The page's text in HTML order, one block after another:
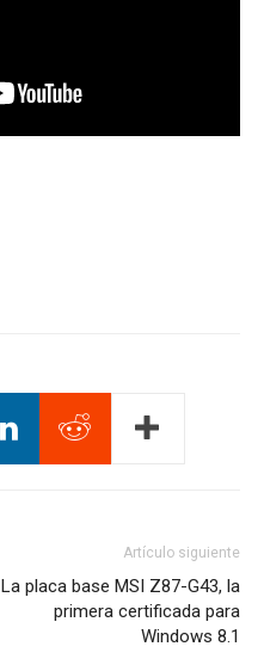
Artículo siguiente
La placa base MSI Z87-G43, la
primera certificada para
Windows 8.1